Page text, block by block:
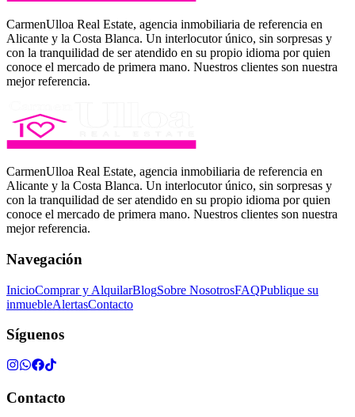
CarmenUlloa Real Estate, agencia inmobiliaria de referencia en
Alicante y la Costa Blanca. Un interlocutor único, sin sorpresas y
con la tranquilidad de ser atendido en su propio idioma por quien
conoce el mercado de primera mano. Nuestros clientes son nuestra
mejor referencia.
CarmenUlloa Real Estate, agencia inmobiliaria de referencia en
Alicante y la Costa Blanca. Un interlocutor único, sin sorpresas y
con la tranquilidad de ser atendido en su propio idioma por quien
conoce el mercado de primera mano. Nuestros clientes son nuestra
mejor referencia.
Navegación
InicioComprar y AlquilarBlogSobre NosotrosFAQPublique su
inmuebleAlertasContacto
Síguenos
Contacto